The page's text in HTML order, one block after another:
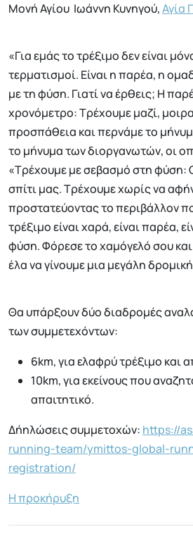
Μονή Αγίου Ιωάννη Κυνηγού,Αγία
«Για εμάς το τρέξιμο δεν είναι
τερματισμοί. Είναι η παρέα, η
με τη φύση. Γιατί να έρθεις; Η
χρονόμετρο: Τρέχουμε μαζί,
προσπάθεια και περνάμε το
το μήνυμα των διοργανωτών, οι
«Τρέχουμε με σεβασμό στη φύση:
σπίτι μας. Τρέχουμε χωρίς να
προστατεύοντας το περιβάλλον
τρέξιμο είναι χαρά, είναι παρέα,
φύση. Φόρεσε το χαμόγελό σου
έλα να γίνουμε μια μεγάλη
Θα υπάρξουν δύο διαδρομές
των συμμετεχόντων:
6km, για ελαφρύ τρέξιμο και
10km, για εκείνους που
απαιτητικό.
Δήηλώσεις συμμετοχών: https://
running-team/ymittos-global-
registration/
Η προκήρυξη